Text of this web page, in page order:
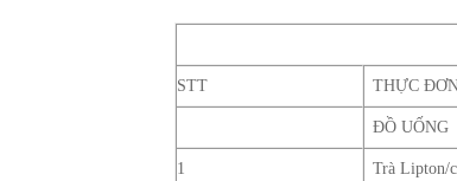
STT THỰC
ĐỒ UỐNG
1 Trà Lipton/